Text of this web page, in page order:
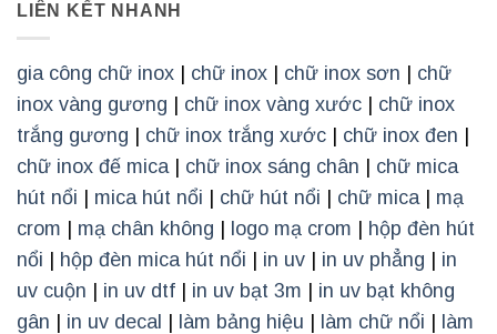
LIÊN KẾT NHANH
gia công chữ inox | chữ inox | chữ inox sơn | chữ
inox vàng gương | chữ inox vàng xước | chữ inox
trắng gương | chữ inox trắng xước | chữ inox đen |
chữ inox đế mica | chữ inox sáng chân | chữ mica
hút nổi | mica hút nổi | chữ hút nổi | chữ mica | mạ
crom | mạ chân không | logo mạ crom | hộp đèn hút
nổi | hộp đèn mica hút nổi | in uv | in uv phẳng | in
uv cuộn | in uv dtf | in uv bạt 3m | in uv bạt không
gân | in uv decal | làm bảng hiệu | làm chữ nổi | làm